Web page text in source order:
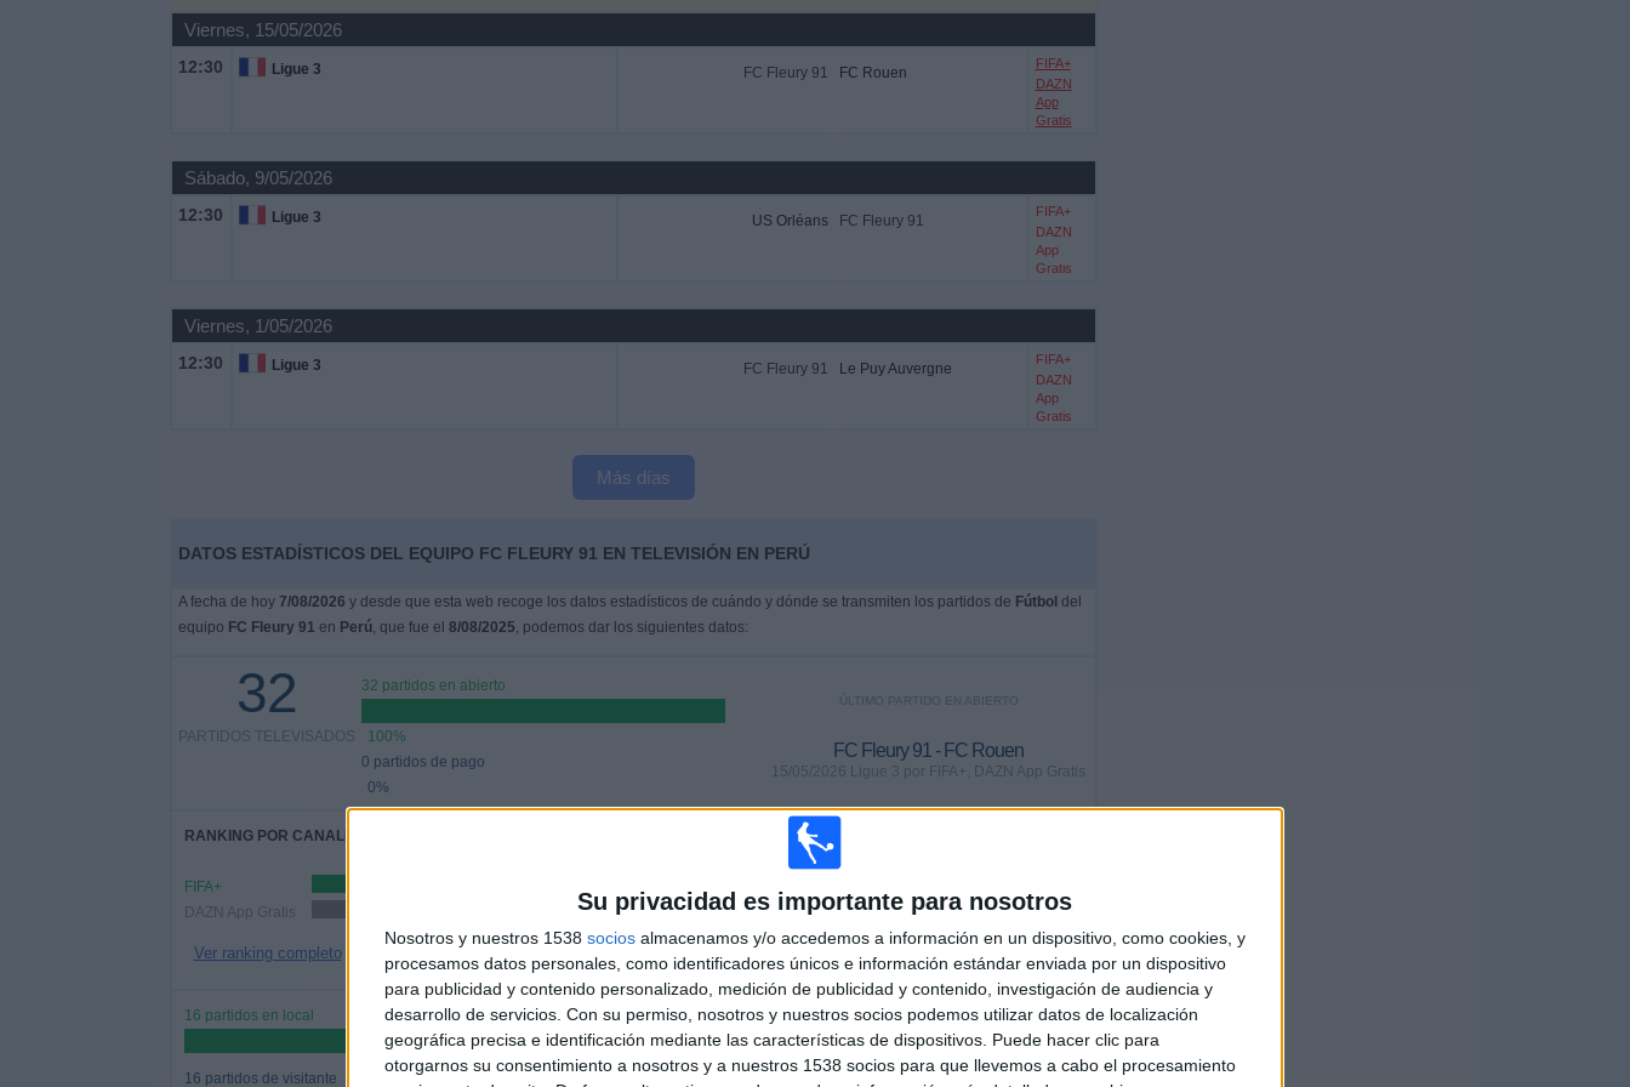
Su privacidad es importante para nosotros
Nosotros y nuestros 1538 socios almacenamos y/o accedemos a información en un dispositivo, como cookies, y
procesamos datos personales, como identificadores únicos e información estándar enviada por un dispositivo
para publicidad y contenido personalizado, medición de publicidad y contenido, investigación de audiencia y
desarrollo de servicios. Con su permiso, nosotros y nuestros socios podemos utilizar datos de localización
geográfica precisa e identificación mediante las características de dispositivos. Puede hacer clic para
otorgarnos su consentimiento a nosotros y a nuestros 1538 socios para que llevemos a cabo el procesamiento
Viernes, 15/05/2026
12:30 Ligue 3 FC Fleury 91 FC Rouen
FIFA+
DAZN
App
Gratis
Sábado, 9/05/2026
12:30 Ligue 3 US Orléans FC Fleury 91
FIFA+
DAZN
App
Gratis
Viernes, 1/05/2026
12:30 Ligue 3 FC Fleury 91 Le Puy Auvergne
FIFA+
DAZN
App
Gratis
Más días
DATOS ESTADÍSTICOS DEL EQUIPO FC FLEURY 91 EN TELEVISIÓN EN PERÚ
A fecha de hoy 7/08/2026 y desde que esta web recoge los datos estadísticos de cuándo y dónde se transmiten los partidos de Fútbol del
equipo FC Fleury 91 en Perú, que fue el 8/08/2025, podemos dar los siguientes datos:
32
PARTIDOS TELEVISADOS
32 partidos en abierto
100%
0 partidos de pago
0%
ÚLTIMO PARTIDO EN ABIERTO
FC Fleury 91 - FC Rouen
15/05/2026 Ligue 3 por FIFA+, DAZN App Gratis
RANKING POR CANALES
FIFA+
DAZN App Gratis
Ver ranking completo
2
CANALES TV
83
SIN PARTIDO
GRATUÍTO
PARTIDOS
0
CONSECUTIVOS
DE PAGO
16 partidos en local
50%
16 partidos de visitante
16
2
1